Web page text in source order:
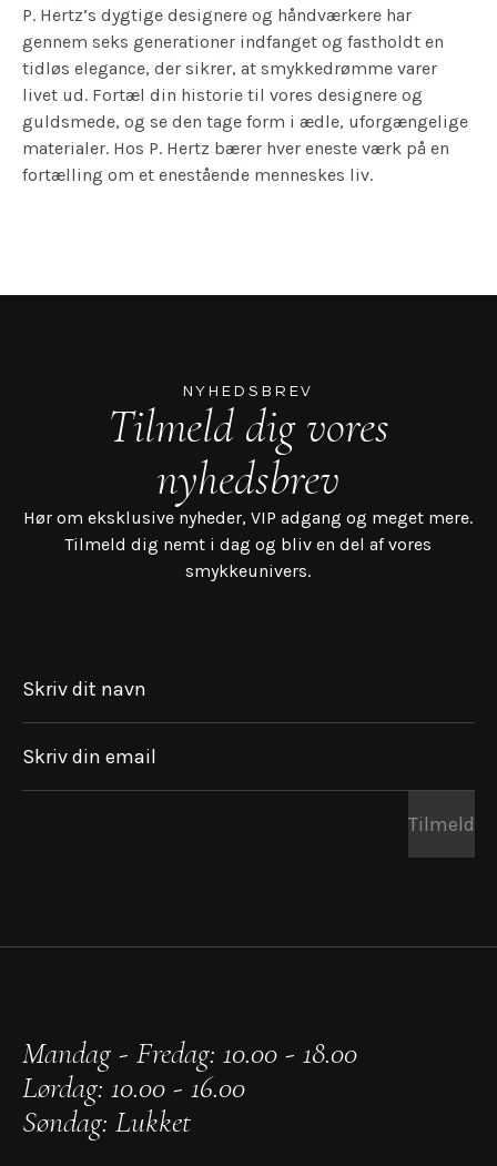
P. Hertz’s dygtige designere og håndværkere har
gennem seks generationer indfanget og fastholdt en
tidløs elegance, der sikrer, at smykkedrømme varer
livet ud. Fortæl din historie til vores designere og
guldsmede, og se den tage form i ædle, uforgængelige
materialer. Hos P. Hertz bærer hver eneste værk på en
fortælling om et enestående menneskes liv.
NYHEDSBREV
Tilmeld dig vores
nyhedsbrev
Hør om eksklusive nyheder, VIP adgang og meget mere.
Tilmeld dig nemt i dag og bliv en del af vores
smykkeunivers.
Skriv dit navn
Skriv din email
Tilmeld
Mandag - Fredag: 10.00 - 18.00
Lørdag: 10.00 - 16.00
Søndag: Lukket